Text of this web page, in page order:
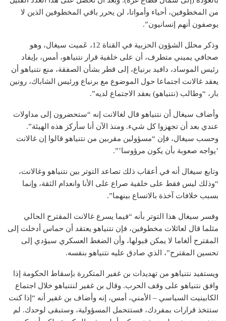
من المخطوفين، أحياء وأمواتا، لن يحرر باقي المخطوفين الذين لا
يوصفون أنهم إنسانيون”.
وذكر محلل الشؤون الحزبية في القناة 12، عَميت سيغال، وهو
صحافي يميني متطرف، أن على خلفية قرار نتنياهو، أمس، بإيفاد
رئيس الموساد، دافيد برنياع، إلى قطر بشأن الصفقة، منع نتنياهو أن
يعقد غالانت اجتماعا حول الموضوع مع برنياع ورئيس الشاباك، رونين
بار، “وطالب (نتنياهو) بعقد الاجتماع لديه”.
وأضاف سيغال أن نتنياهو قال لغالانت إنه “ستحضرون إلى مداولات
عندي بعد أن تجهزوا كل شيء. ومنذ الآن أنا سأركز هذه الهيئة”.
وحسب سيغال، فإن “مسؤولين مقربين من نتنياهو قالوا إن غالانت
’يواجه صعوبة بأن يكون مرؤوسا’”.
وتابع سيغال أنه في أعقاب ذلك تصاعد التوتر بين نتنياهو وغالانت،
“وذلك ليس فقط على خلفية صراع على الأنا وانعدام الثقة، وإنما
بسبب خلافات آخذة بالاتساع بينهما”.
وفسر سيغال هذا التوتر بأنه “فيما يسرع غالانت المقترح الحالي
مثلما قال لعائلات مخطوفين، فإن نتنياهو يعتقد أن حماس أدخلت إلى
المقترح ألغاما لا يمكن قبولها، وأن الضغط العسكري سيؤدي إلى
تحسين المقترح”، الذي صادق عليه نتنياهو بنفسه.
ويستفيد نتنياهو من تهديدات بن غفير المتكررة بإسقاط الحكومة إذا
وافق نتنياهو على وقف الحرب. وقال بن غفير لنتنياهو خلال اجتماع
الكابينيت السياسي – الأمني، أمس، إنه وأضاف بن غفير أنه “إذا كنت
ستتخذ قرارات بمفردك، فستتحمل المسؤولية، وستبقى لوحدك. لم